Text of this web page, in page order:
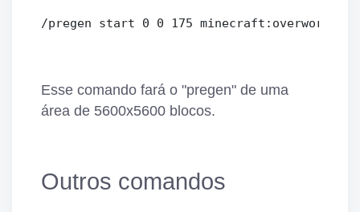
Esse comando fará o "pregen" de uma
área de 5600x5600 blocos.
Outros comandos